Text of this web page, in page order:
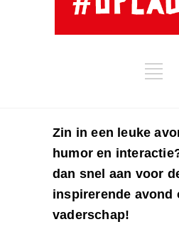
Zin in een leuke
humor en
dan snel aan voor
inspirerende avond
vaderschap!